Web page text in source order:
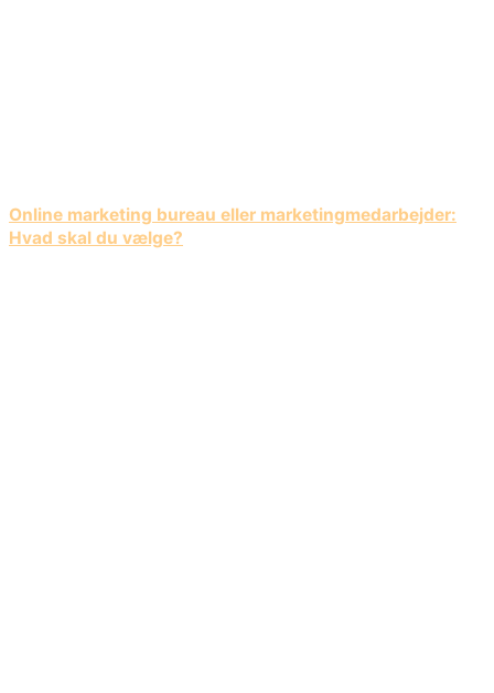
Online marketing bureau eller marketingmedarbejder:
Hvad skal du vælge?